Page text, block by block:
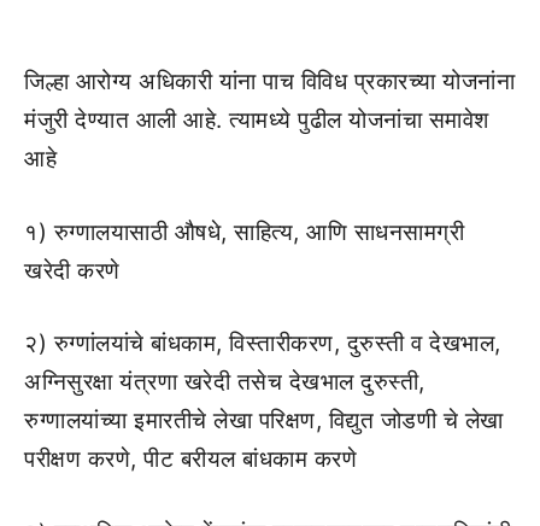
जिल्हा आरोग्य अधिकारी यांना पाच विविध प्रकारच्या योजनांना
मंजुरी देण्यात आली आहे. त्यामध्ये पुढील योजनांचा समावेश
आहे
१) रुग्णालयासाठी औषधे, साहित्य, आणि साधनसामग्री
खरेदी करणे
२) रुग्णांलयांचे बांधकाम, विस्तारीकरण, दुरुस्ती व देखभाल,
अग्निसुरक्षा यंत्रणा खरेदी तसेच देखभाल दुरुस्ती,
रुग्णालयांच्या इमारतीचे लेखा परिक्षण, विद्युत जोडणी चे लेखा
परीक्षण करणे, पीट बरीयल बांधकाम करणे